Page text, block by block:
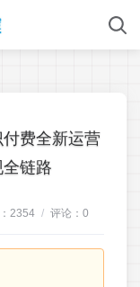
费全新运营
链路
2354 / 评论： 0